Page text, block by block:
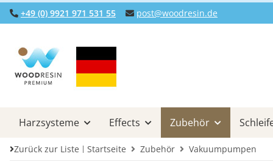
+49 (0) 9921 971 531 55 post@woodresin.de
Harzsysteme Effects Zubehör
Zurück zur Liste Startseite Zubehör Vakuumpumpen